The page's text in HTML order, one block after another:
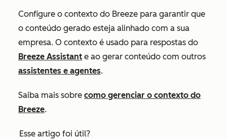
Configure o contexto do Breeze para garantir que
o conteúdo gerado esteja alinhado com a sua
empresa. O contexto é usado para respostas do
Breeze Assistant e ao gerar conteúdo com outros
assistentes e agentes.
Saiba mais sobre como gerenciar o contexto do
Breeze.
Esse artigo foi útil?